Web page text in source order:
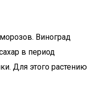
Виноград
в период
Для этого растению